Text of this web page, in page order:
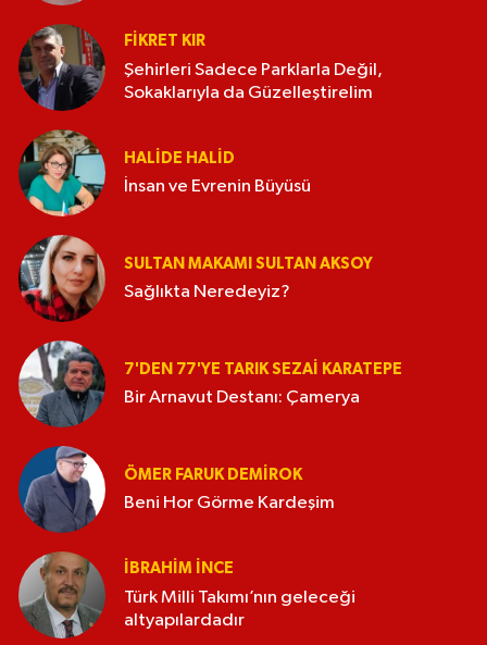
FIKRET KIR
Şehirleri Sadece Parklarla Değil,
Sokaklarıyla da Güzelleştirelim
HALIDE HALID
İnsan ve Evrenin Büyüsü
SULTAN MAKAMI SULTAN AKSOY
Sağlıkta Neredeyiz?
7'DEN 77'YE TARIK SEZAI KARATEPE
Bir Arnavut Destanı: Çamerya
ÖMER FARUK DEMIROK
Beni Hor Görme Kardeşim
İBRAHIM İNCE
Türk Milli Takımı’nın geleceği
altyapılardadır